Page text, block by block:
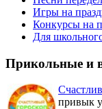
Игры на
Конкурсы на
Для
Прикольные и
привык